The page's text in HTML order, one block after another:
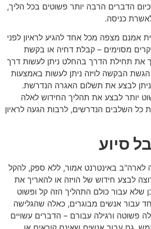
הדברים הרבה יותר פשוטים בכל הליך,
כניסה.
אמנם מצפה מכל אחד להגיע לראיון לפני
מסוימים – קבלת דחיה או בקשת
את תחילת הדרך בהחלט ניתן לעשות דרך
הבקשה לויזה ניתן לעשות באמצעות
ניתן לבצע את תשלום האגרה הנדרשת.
יותר לבצע את תהליך החידוש לאלה
השלבים הנדרשים, לרבות הגעה לראיון
סיוע
לארה"ב באינטרנט אמור, ללא ספק, להקל
לבצע חידוש של הויזה או להאריך את
שלא עבור כולם התהליך הזה קל ופשוט
עבור אנשים מבוגרים, כאלה שהגלישה
פשוטה ורגילה עבורם – הדברים עשויים